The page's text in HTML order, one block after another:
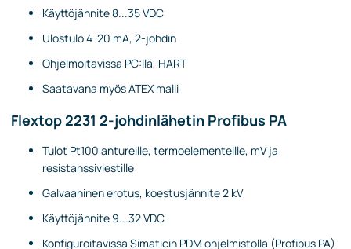
Käyttöjännite 8...35 VDC
Ulostulo 4-20 mA, 2-johdin
Ohjelmoitavissa PC:llä, HART
Saatavana myös ATEX malli
Flextop 2231 2-johdinlähetin Profibus PA
Tulot Pt100 antureille, termoelementeille, mV ja
resistanssiviestille
Galvaaninen erotus, koestusjännite 2 kV
Käyttöjännite 9...32 VDC
Konfiguroitavissa Simaticin PDM ohjelmistolla (Profibus PA)